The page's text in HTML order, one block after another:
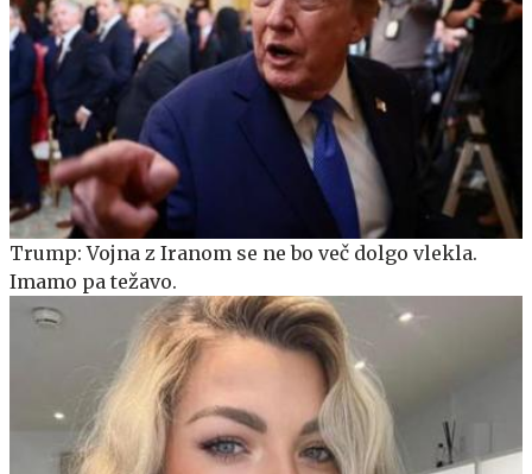
Trump: Vojna z Iranom se ne bo več dolgo vlekla.
Imamo pa težavo.